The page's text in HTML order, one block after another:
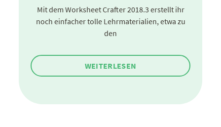
Mit dem Worksheet Crafter 2018.3 erstellt ihr
noch einfacher tolle Lehrmaterialien, etwa zu
den
WEITERLESEN